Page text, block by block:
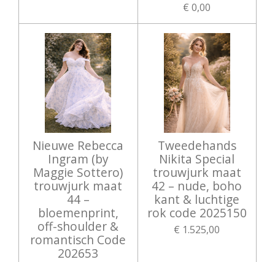
€ 0,00
Nieuwe Rebecca
Ingram (by
Maggie Sottero)
trouwjurk maat
44 –
bloemenprint,
off-shoulder &
romantisch Code
202653
Tweedehands
Nikita Special
trouwjurk maat
42 – nude, boho
kant & luchtige
rok code 2025150
€ 1.525,00